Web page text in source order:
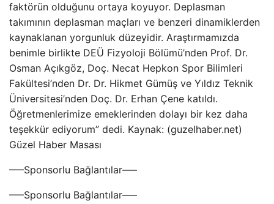
faktörün olduğunu ortaya koyuyor. Deplasman
takımının deplasman maçları ve benzeri dinamiklerden
kaynaklanan yorgunluk düzeyidir. Araştırmamızda
benimle birlikte DEÜ Fizyoloji Bölümü’nden Prof. Dr.
Osman Açıkgöz, Doç. Necat Hepkon Spor Bilimleri
Fakültesi’nden Dr. Dr. Hikmet Gümüş ve Yıldız Teknik
Üniversitesi’nden Doç. Dr. Erhan Çene katıldı.
Öğretmenlerimize emeklerinden dolayı bir kez daha
teşekkür ediyorum” dedi. Kaynak: (guzelhaber.net)
Güzel Haber Masası
—–Sponsorlu Bağlantılar—–
—–Sponsorlu Bağlantılar—–